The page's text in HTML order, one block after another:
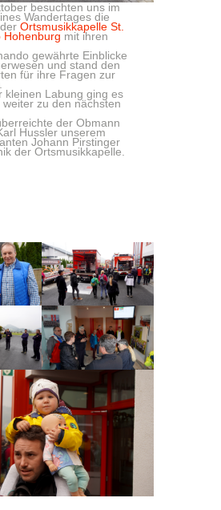
besuchten uns im
Wandertages die
derOrtsmusikkapelle St.
Hohenburg mit ihren
gewährte Einblicke
und stand den
für ihre Fragen zur
kleinen Labung ging es
zu den nächsten
der Obmann
Hussler unserem
Johann Pirstinger
der Ortsmusikkapelle.